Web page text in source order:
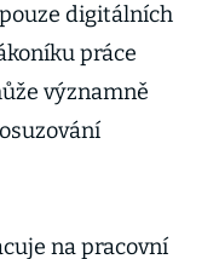
digitálních
práce
významně
na pracovní